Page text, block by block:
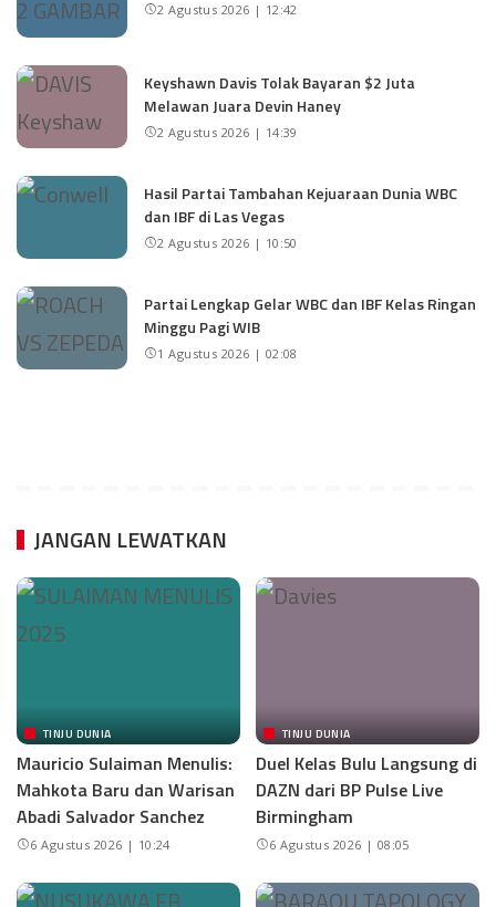
2 Agustus 2026 | 12:42
Keyshawn Davis Tolak Bayaran $2 Juta
Melawan Juara Devin Haney
2 Agustus 2026 | 14:39
Hasil Partai Tambahan Kejuaraan Dunia WBC
dan IBF di Las Vegas
2 Agustus 2026 | 10:50
Partai Lengkap Gelar WBC dan IBF Kelas Ringan
Minggu Pagi WIB
1 Agustus 2026 | 02:08
JANGAN LEWATKAN
TINJU DUNIA
Mauricio Sulaiman Menulis:
Mahkota Baru dan Warisan
Abadi Salvador Sanchez
6 Agustus 2026 | 10:24
TINJU DUNIA
Duel Kelas Bulu Langsung di
DAZN dari BP Pulse Live
Birmingham
6 Agustus 2026 | 08:05